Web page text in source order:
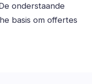
onderstaande
basis om offertes